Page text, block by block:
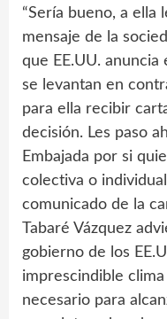
“Sería bueno, a ella
mensaje de la
que EE.UU.
se levantan en
para ella recibir
decisión. Les paso
Embajada por si
colectiva o
comunicado de la
Tabaré Vázquez
gobierno de los
imprescindible
necesario para